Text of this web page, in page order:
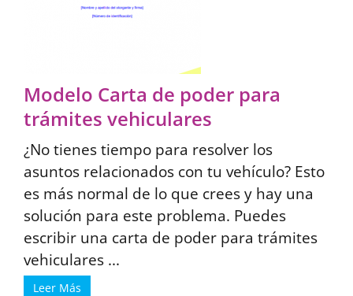
Modelo Carta de poder para
trámites vehiculares
¿No tienes tiempo para resolver los
asuntos relacionados con tu vehículo? Esto
es más normal de lo que crees y hay una
solución para este problema. Puedes
escribir una carta de poder para trámites
vehiculares ...
Leer Más